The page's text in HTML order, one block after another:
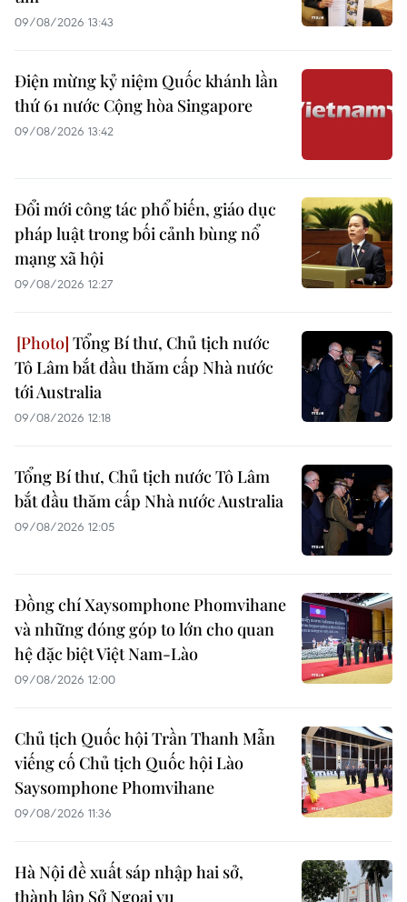
09/08/2026 13:43
Điện mừng kỷ niệm Quốc khánh lần
thứ 61 nước Cộng hòa Singapore
09/08/2026 13:42
Đổi mới công tác phổ biến, giáo dục
pháp luật trong bối cảnh bùng nổ
mạng xã hội
09/08/2026 12:27
Tổng Bí thư, Chủ tịch nước
Tô Lâm bắt đầu thăm cấp Nhà nước
tới Australia
09/08/2026 12:18
Tổng Bí thư, Chủ tịch nước Tô Lâm
bắt đầu thăm cấp Nhà nước Australia
09/08/2026 12:05
Đồng chí Xaysomphone Phomvihane
và những đóng góp to lớn cho quan
hệ đặc biệt Việt Nam-Lào
09/08/2026 12:00
Chủ tịch Quốc hội Trần Thanh Mẫn
viếng cố Chủ tịch Quốc hội Lào
Saysomphone Phomvihane
09/08/2026 11:36
Hà Nội đề xuất sáp nhập hai sở,
thành lập Sở Ngoại vụ